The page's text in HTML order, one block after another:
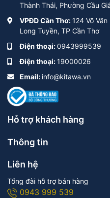
Thành Thái, Phường Cầu
VPĐD Cần Thơ:124 Võ
Long Tuyền, TP Cần Thơ
Điện thoại:0943999539
Điện thoại:19000026
Email: info@kitawa.vn
Hỗ trợ khách hàng
Thông tin
Liên hệ
Tổng đài hỗ trợ bán hàng
0943 999 539